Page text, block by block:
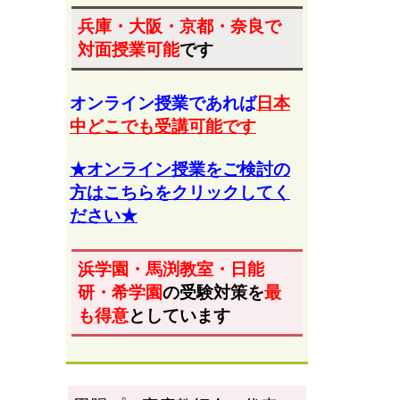
兵庫・大阪・京都・奈良で
対面授業可能です
オンライン授業であれば日本
中どこでも受講可能です
★オンライン授業をご検討の
方はこちらをクリックしてく
ださい★
浜学園・馬渕教室・日能
研・希学園の受験対策を最
も得意としています